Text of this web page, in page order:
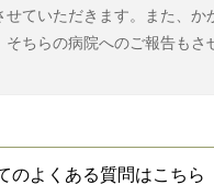
せていただきます。また、か
そちらの病院へのご報告もさ
のよくある質問はこちら